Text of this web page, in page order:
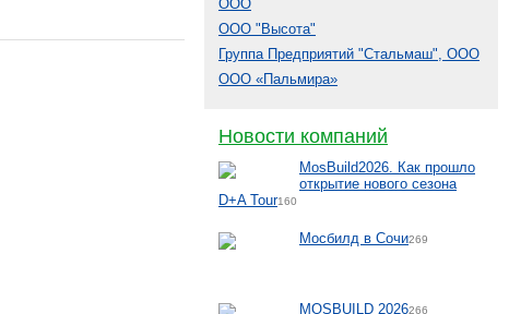
ООО
ООО "Высота"
Группа Предприятий "Стальмаш", ООО
ООО «Пальмира»
Новости компаний
MosBuild2026. Как прошло
открытие нового сезона
D+A Tour160
Мосбилд в Сочи269
MOSBUILD 2026266